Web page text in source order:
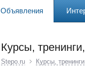
Объявления
Курсы,
Stepo.ru Курсы,